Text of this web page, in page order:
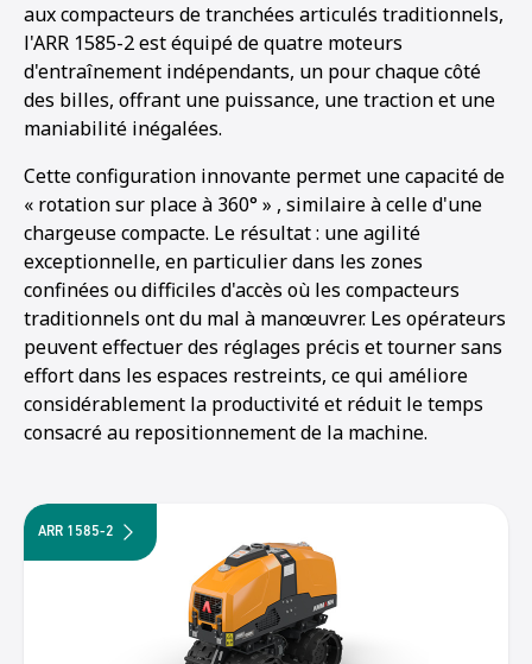
1 234 5
aux compacteurs de tranchées articulés traditionnels,
l'ARR 1585-2 est équipé de quatre moteurs
d'entraînement indépendants, un pour chaque côté
des billes, offrant une puissance, une traction et une
maniabilité inégalées.
Cette configuration innovante permet une capacité de
« rotation sur place à 360° » , similaire à celle d'une
chargeuse compacte. Le résultat : une agilité
exceptionnelle, en particulier dans les zones
confinées ou difficiles d'accès où les compacteurs
traditionnels ont du mal à manœuvrer. Les opérateurs
peuvent effectuer des réglages précis et tourner sans
effort dans les espaces restreints, ce qui améliore
considérablement la productivité et réduit le temps
consacré au repositionnement de la machine.
ARR 1585-2